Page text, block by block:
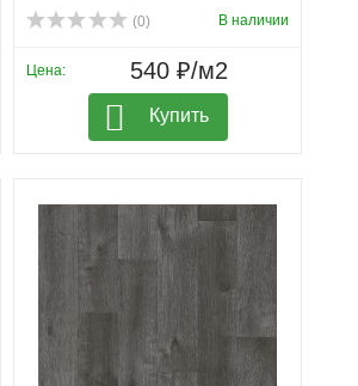
(0) В наличии
Цена: 540 ₽/м2
Купить